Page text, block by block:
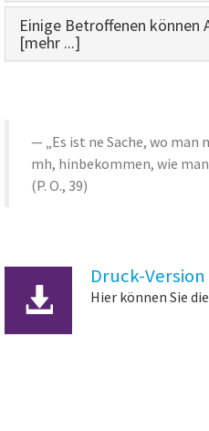
Einige Betroffenen können
[mehr ...]
„Es ist ne Sache, wo man
mh, hinbekommen, wie man
(P. O., 39)
Druck-
Hier können Sie